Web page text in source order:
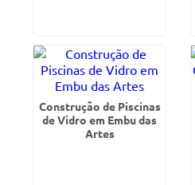
Construção de Piscinas
de Vidro em Embu das
Artes